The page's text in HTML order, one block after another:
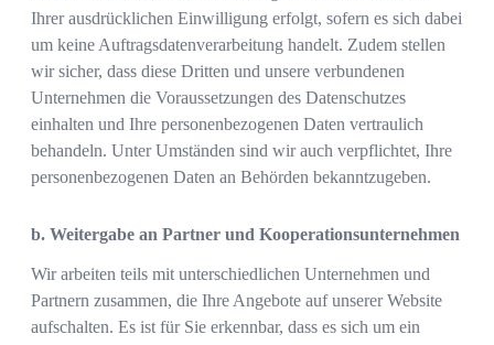
Ihrer ausdrücklichen Einwilligung erfolgt, sofern es sich dabei
um keine Auftragsdatenverarbeitung handelt. Zudem stellen
wir sicher, dass diese Dritten und unsere verbundenen
Unternehmen die Voraussetzungen des Datenschutzes
einhalten und Ihre personenbezogenen Daten vertraulich
behandeln. Unter Umständen sind wir auch verpflichtet, Ihre
personenbezogenen Daten an Behörden bekanntzugeben.
b. Weitergabe an Partner und Kooperationsunternehmen
Wir arbeiten teils mit unterschiedlichen Unternehmen und
Partnern zusammen, die Ihre Angebote auf unserer Website
aufschalten. Es ist für Sie erkennbar, dass es sich um ein